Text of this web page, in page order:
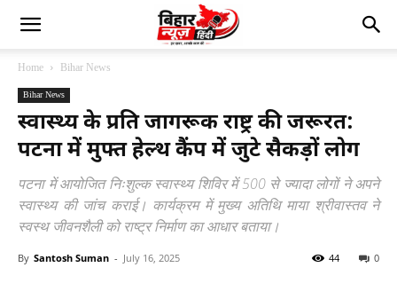
Home Bihar News
Bihar News
स्वास्थ्य के प्रति जागरूक राष्ट्र की जरूरत:
पटना में मुफ्त हेल्थ कैंप में जुटे सैकड़ों लोग
पटना में आयोजित निःशुल्क स्वास्थ्य शिविर में 500 से ज्यादा लोगों ने अपने
स्वास्थ्य की जांच कराई। कार्यक्रम में मुख्य अतिथि माया श्रीवास्तव ने
स्वस्थ जीवनशैली को राष्ट्र निर्माण का आधार बताया।
By Santosh Suman - July 16, 2025 0
44